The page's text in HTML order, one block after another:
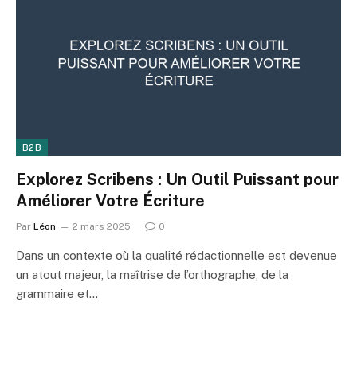
B2B
Explorez Scribens : Un Outil Puissant pour
Améliorer Votre Écriture
Par Léon 2 mars 2025 0
Dans un contexte où la qualité rédactionnelle est devenue
un atout majeur, la maîtrise de l’orthographe, de la
grammaire et…